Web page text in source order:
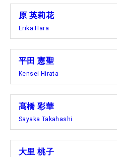
原 英莉花
Erika Hara
平田 憲聖
Kensei Hirata
髙橋 彩華
Sayaka Takahashi
大里 桃子